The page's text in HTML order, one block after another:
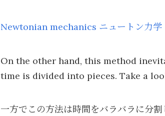
Newtonian mechanics ニュートン力学
On the other hand, this method
time is divided into pieces. Take a
一方でこの方法は時間をバラバラに分